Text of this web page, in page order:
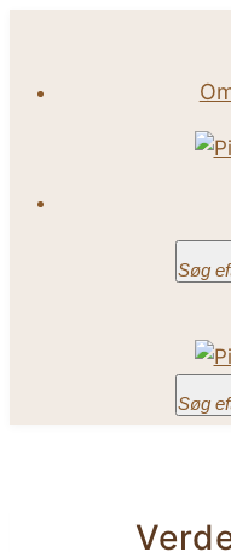
indhold
Søg
Søg